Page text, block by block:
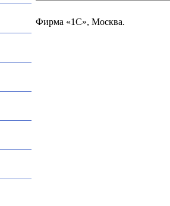
Фирма «1С», Москва.